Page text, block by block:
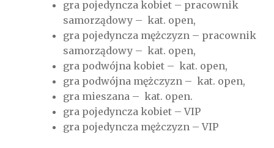
gra pojedyncza kobiet – pracownik
samorządowy – kat. open,
gra pojedyncza mężczyzn – pracownik
samorządowy – kat. open,
gra podwójna kobiet – kat. open,
gra podwójna mężczyzn – kat. open,
gra mieszana – kat. open.
gra pojedyncza kobiet – VIP
gra pojedyncza mężczyzn – VIP